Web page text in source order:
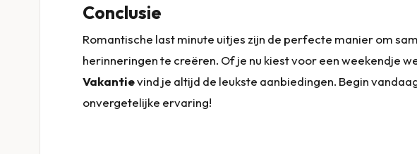
Conclusie
Romantische last minute uitjes zijn de perfecte manier om
herinneringen te creëren. Of je nu kiest voor een weekendje
Vakantievind je altijd de leukste aanbiedingen. Begin
onvergetelijke ervaring!